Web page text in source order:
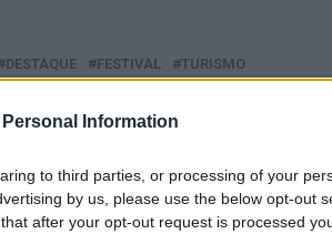
Information
to third parties, or processing of your
by us, please use the below opt-out
after your opt-out request is processed
DESTAQUE FESTIVAL TURISMO
Multiusos de Belas recebe o
Encontro de Queluz